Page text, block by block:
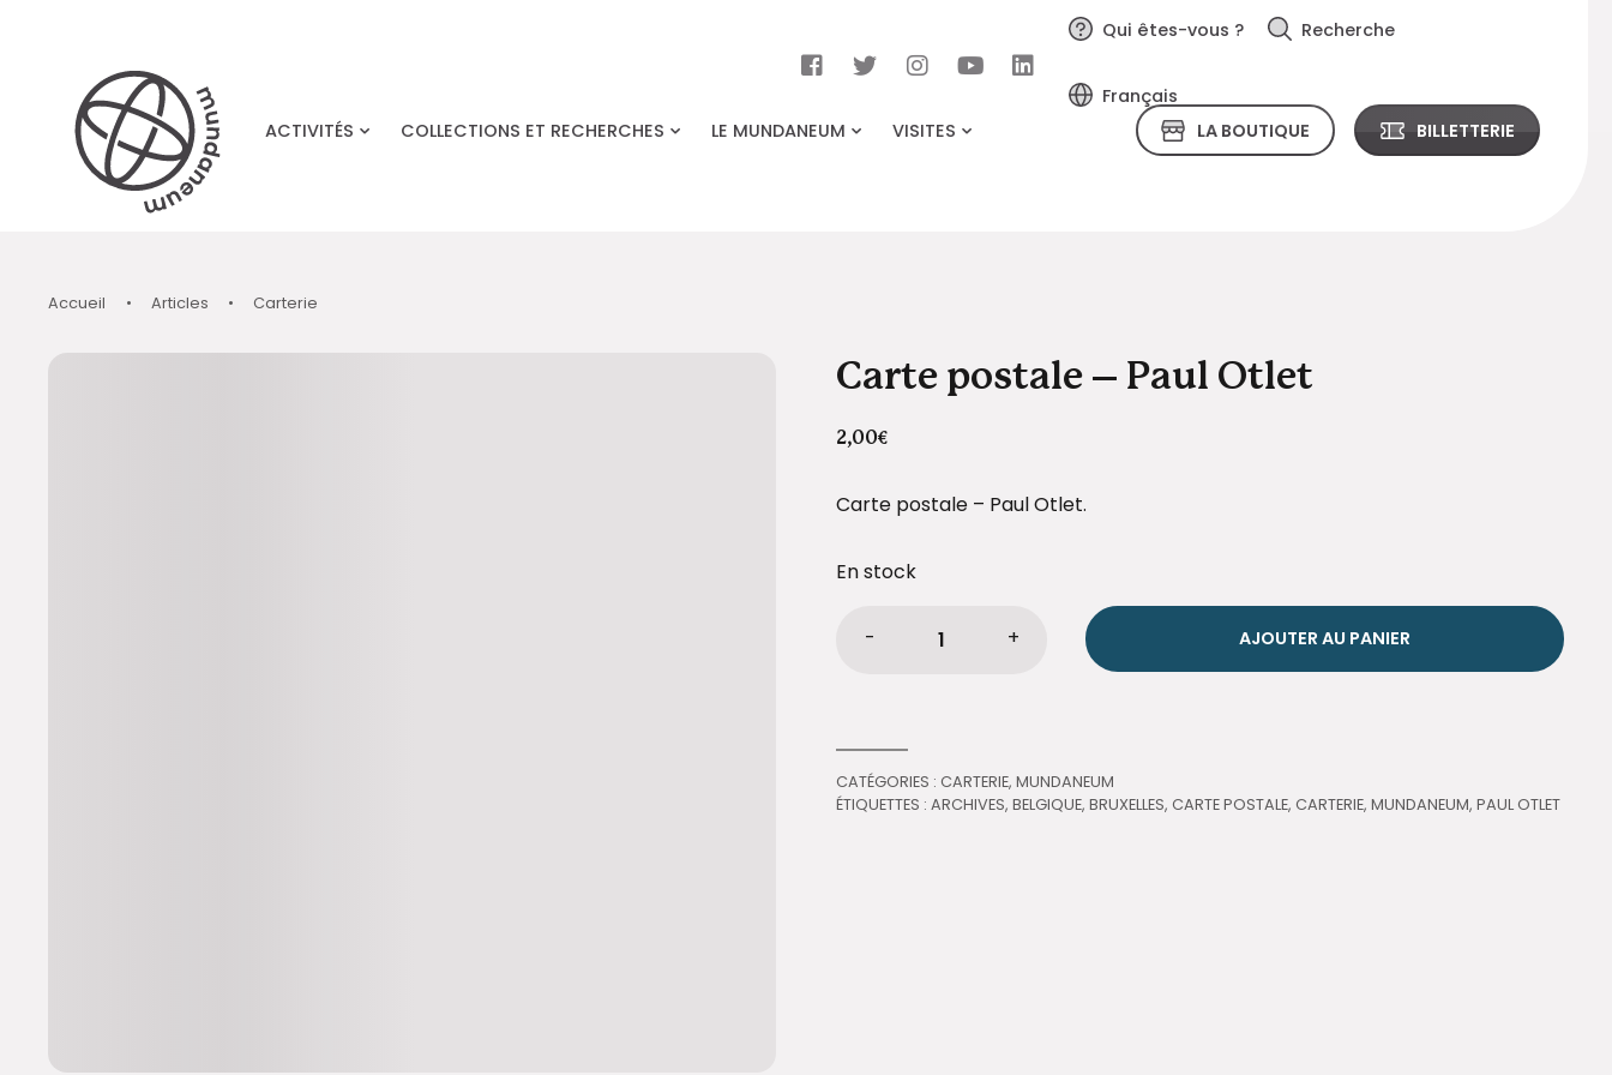
Qui êtes-vous ? Recherche
Français
ACTIVITÉS
COLLECTIONS ET RECHERCHES LE MUNDANEUM VISITES LA BOUTIQUE BILLETTERIE
Accueil • Articles • Carterie
Carte postale – Paul Otlet
2,00€
Carte postale – Paul Otlet.
En stock
Carte
quantité
- + AJOUTER AU PANIER
CATÉGORIES :CARTERIE,MUNDANEUM
ÉTIQUETTES :ARCHIVES,BELGIQUE,BRUXELLES,CARTE POSTALE,CARTERIE,MUNDANEUM,PAUL OTLET